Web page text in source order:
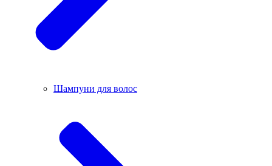
Шампуни для волос